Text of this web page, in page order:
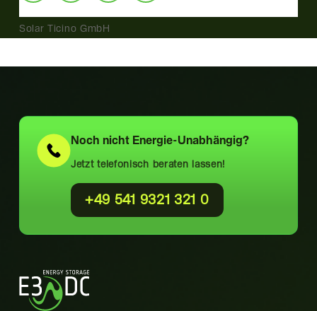
Solar Ticino GmbH
Noch nicht Energie-Unabhängig?
Jetzt telefonisch beraten lassen!
+49 541 9321 321 0